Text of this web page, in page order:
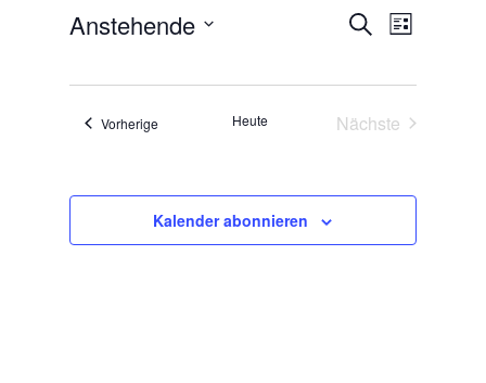
und
SucheListe
Anstehende
Vorherige Veranstaltungen
Heute
Nächste
Kalender abonnieren